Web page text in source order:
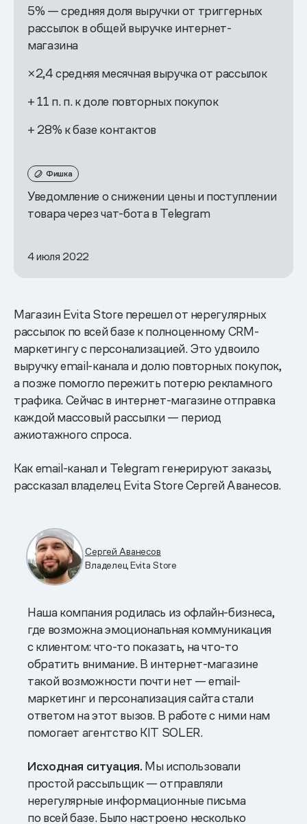
5% — средняя доля выручки от триггерных
рассылок в общей выручке интернет-
магазина
×2,4 средняя месячная выручка от рассылок
+ 11 п. п. к доле повторных покупок
+ 28% к базе контактов
Фишка
Уведомление о снижении цены и поступлении
товара через чат-бота в Telegram
4 июля 2022
Магазин Evita Store перешел от нерегулярных
рассылок по всей базе к полноценному CRM-
маркетингу с персонализацией. Это удвоило
выручку email-канала и долю повторных покупок,
а позже помогло пережить потерю рекламного
трафика. Сейчас в интернет-магазине отправка
каждой массовый рассылки — период
ажиотажного спроса.
Как email-канал и Telegram генерируют заказы,
рассказал владелец Evita Store Сергей Аванесов.
Сергей Аванесов
Владелец Evita Store
Наша компания родилась из офлайн-бизнеса,
где возможна эмоциональная коммуникация
с клиентом: что-то показать, на что-то
обратить внимание. В интернет-магазине
такой возможности почти нет — email-
маркетинг и персонализация сайта стали
ответом на этот вызов. В работе с ними нам
помогает агентство KIT SOLER.
Исходная ситуация. Мы использовали
простой рассыльщик — отправляли
нерегулярные информационные письма
по всей базе. Было настроено несколько